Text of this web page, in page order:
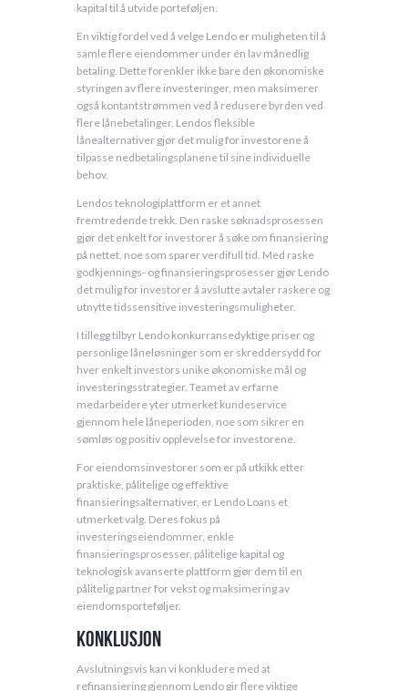
kapital til å utvide porteføljen.
En viktig fordel ved å velge Lendo er muligheten til å
samle flere eiendommer under én lav månedlig
betaling. Dette forenkler ikke bare den økonomiske
styringen av flere investeringer, men maksimerer
også kontantstrømmen ved å redusere byrden ved
flere lånebetalinger. Lendos fleksible
lånealternativer gjør det mulig for investorene å
tilpasse nedbetalingsplanene til sine individuelle
behov.
Lendos teknologiplattform er et annet
fremtredende trekk. Den raske søknadsprosessen
gjør det enkelt for investorer å søke om finansiering
på nettet, noe som sparer verdifull tid. Med raske
godkjennings- og finansieringsprosesser gjør Lendo
det mulig for investorer å avslutte avtaler raskere og
utnytte tidssensitive investeringsmuligheter.
I tillegg tilbyr Lendo konkurransedyktige priser og
personlige låneløsninger som er skreddersydd for
hver enkelt investors unike økonomiske mål og
investeringsstrategier. Teamet av erfarne
medarbeidere yter utmerket kundeservice
gjennom hele låneperioden, noe som sikrer en
sømløs og positiv opplevelse for investorene.
For eiendomsinvestorer som er på utkikk etter
praktiske, pålitelige og effektive
finansieringsalternativer, er Lendo Loans et
utmerket valg. Deres fokus på
investeringseiendommer, enkle
finansieringsprosesser, pålitelige kapital og
teknologisk avanserte plattform gjør dem til en
pålitelig partner for vekst og maksimering av
eiendomsporteføljer.
Konklusjon
Avslutningsvis kan vi konkludere med at
refinansiering gjennom Lendo gir flere viktige